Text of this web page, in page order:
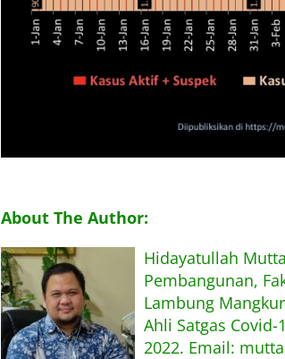
About The Author:
Hidayatullah
Pembangunan,
Lambung
Ahli Satgas
2022. Email: